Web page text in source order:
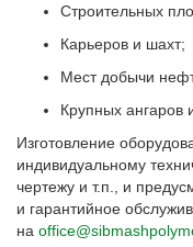
Строительных
Карьеров и шахт;
Мест добычи
Крупных ангаров
Изготовление
индивидуальному
чертежу и т.п., и
и гарантийное
на